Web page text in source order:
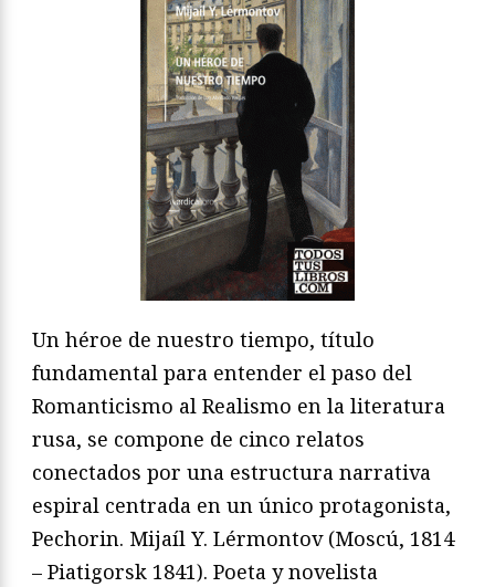
Un héroe de nuestro tiempo, título
fundamental para entender el paso del
Romanticismo al Realismo en la literatura
rusa, se compone de cinco relatos
conectados por una estructura narrativa
espiral centrada en un único protagonista,
Pechorin. Mijaíl Y. Lérmontov (Moscú, 1814
– Piatigorsk 1841). Poeta y novelista